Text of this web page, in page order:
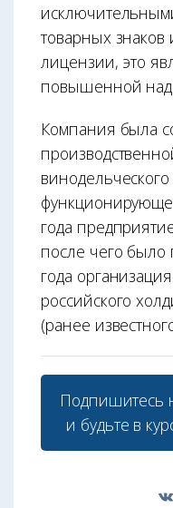
товарных
лицензии, это
повышенной
Компания была
винодельческого
года
после чего
года
российского
(ранее
Подпишитесь
и будьте в